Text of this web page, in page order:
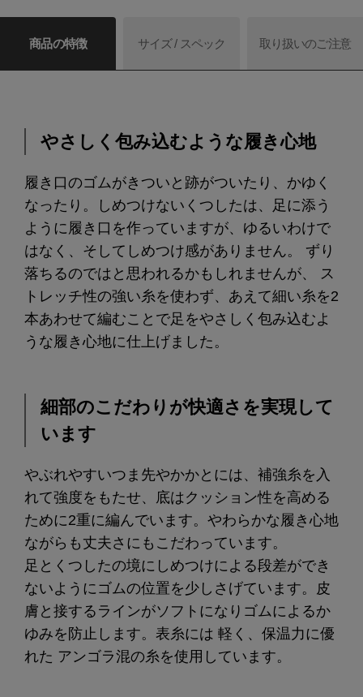
商品の特徴 サイズ / スペック 取り扱いのご注意
やさしく包み込むような履き心地
履き口のゴムがきついと跡がついたり、かゆく
なったり。しめつけないくつしたは、足に添う
ように履き口を作っていますが、ゆるいわけで
はなく、そしてしめつけ感がありません。 ずり
落ちるのではと思われるかもしれませんが、 ス
トレッチ性の強い糸を使わず、あえて細い糸を2
本あわせて編むことで足をやさしく包み込むよ
うな履き心地に仕上げました。
細部のこだわりが快適さを実現して
います
やぶれやすいつま先やかかとには、補強糸を入
れて強度をもたせ、底はクッション性を高める
ために2重に編んでいます。やわらかな履き心地
ながらも丈夫さにもこだわっています。
足とくつしたの境にしめつけによる段差ができ
ないようにゴムの位置を少しさげています。皮
膚と接するラインがソフトになりゴムによるか
ゆみを防止します。表糸には 軽く、保温力に優
れた アンゴラ混の糸を使用しています。